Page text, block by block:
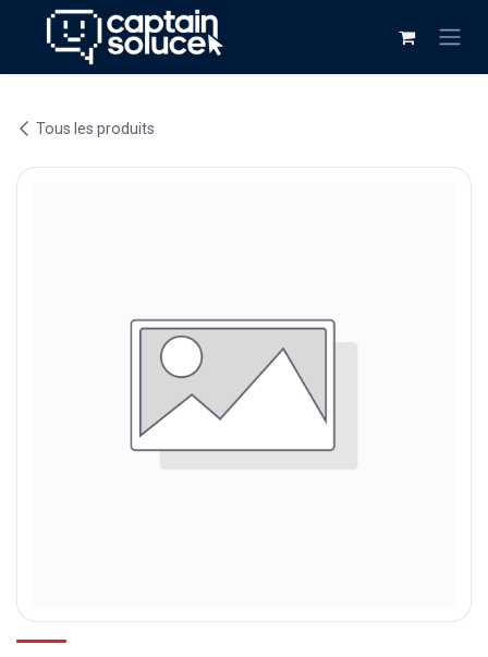
Se rendre au contenu
Tous les produits